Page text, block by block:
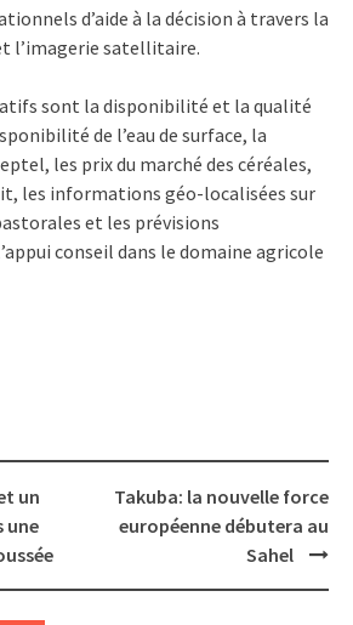
d’aide à la décision à travers la
l’imagerie satellitaire.
sont la disponibilité et la qualité
de l’eau de surface, la
les prix du marché des céréales,
les informations géo-localisées sur
et les prévisions
conseil dans le domaine agricole
un
une
Takuba: la nouvelle force
européenne débutera au
Sahel